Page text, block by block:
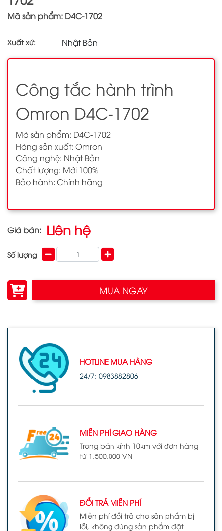
Mã sản phẩm: D4C-1702
Xuất xứ: Nhật Bản
Công tắc hành trình
Omron D4C-1702
Mã sản phẩm: D4C-1702
Hãng sản xuất: Omron
Công nghệ: Nhật Bản
Chất lượng: Mới 100%
Bảo hành: Chính hãng
Giá bán: Liên hệ
Số lượng
MUA NGAY
HOTLINE MUA HÀNG
24/7: 0983882806
MIỄN PHÍ GIAO HÀNG
Trong bán kính 10km với đơn hàng
từ 1.500.000 VN
ĐỔI TRẢ MIỄN PHÍ
Miễn phí đổi trả cho sản phẩm bị
lỗi, không đúng sản phẩm đặt